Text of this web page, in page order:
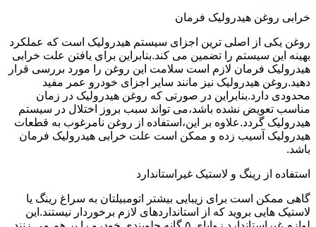
خرابی روغن هیدرولیک فرمان
روغن یکی از اصلی ترین اجزای سیستم هیدرولیک است که عملکرد
بهینه این سیستم را تضمین می کند.بنابراین برای یافتن علت خرابی
هیدرولیک فرمان لازم است سلامت این روغن را مورد بررسی قرار
دهید.روغن هیدرولیک نیز مانند سایر اجزای خودرو عمر مفید
محدودی دارد.بنابراین در صورتی که روغن هیدرولیک در زمان
مناسب تعویض نشده باشد،می تواند سبب بروز اختلال در سیستم
هیدرولیک گردد.علاوه بر این،استفاده از روغن نامرغوب به قطعات
هیدرولیک آسیب زده و ممکن است علت خرابی هیدرولیک فرمان
باشد.
استفاده از رینگ و لاستیک غیراستاندارد
گاهی ممکن است برای زیبایی بیشتر اتومبیلتان به سراغ رینگ یا
لاستیک هایی بروید که از استانداردهای لازم برخوردار نیستند.این